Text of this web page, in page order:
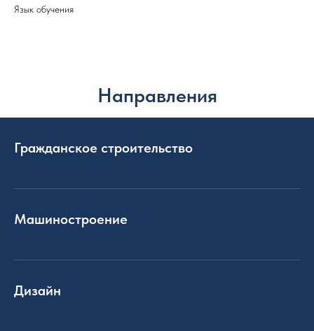
Язык обучения
Направления
Гражданское строительство
Машиностроение
Дизайн